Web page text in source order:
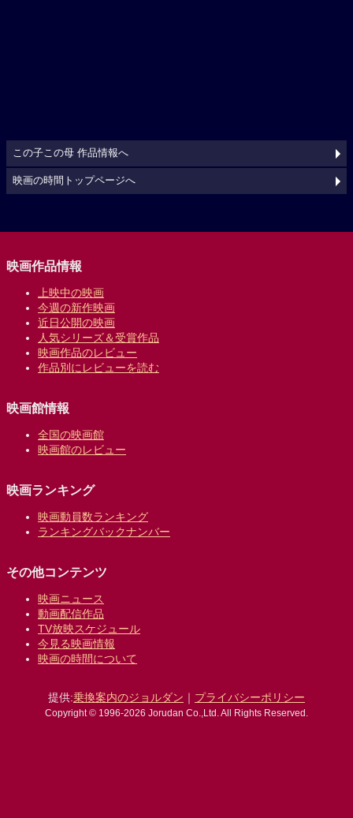
この子この母 作品情報へ
映画の時間トップページへ
映画作品情報
上映中の映画
今週の新作映画
近日公開の映画
人気シリーズ＆受賞作品
映画作品のレビュー
作品別にレビューを読む
映画館情報
全国の映画館
映画館のレビュー
映画ランキング
映画動員数ランキング
ランキングバックナンバー
その他コンテンツ
映画ニュース
動画配信作品
TV放映スケジュール
今見る映画情報
映画の時間について
提供:乗換案内のジョルダン ｜ プライバシーポリシー
Copyright © 1996-2026 Jorudan Co.,Ltd. All Rights Reserved.